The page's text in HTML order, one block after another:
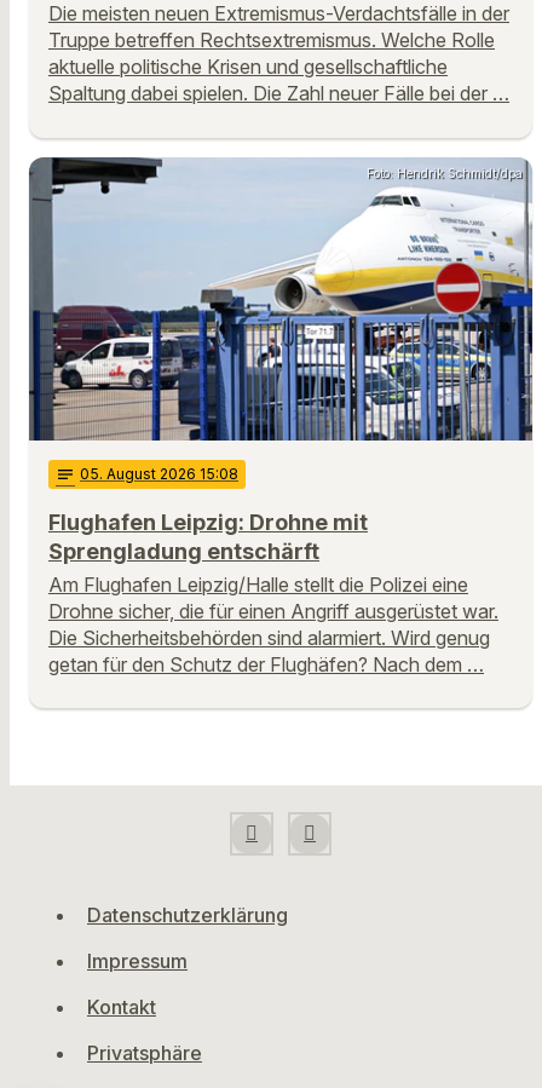
Die meisten neuen Extremismus-Verdachtsfälle in der
Truppe betreffen Rechtsextremismus. Welche Rolle
aktuelle politische Krisen und gesellschaftliche
Spaltung dabei spielen. Die Zahl neuer Fälle bei der …
Foto: Hendrik Schmidt/dpa
notes 05. August 2026 15:08
Flughafen Leipzig: Drohne mit
Sprengladung entschärft
Am Flughafen Leipzig/Halle stellt die Polizei eine
Drohne sicher, die für einen Angriff ausgerüstet war.
Die Sicherheitsbehörden sind alarmiert. Wird genug
getan für den Schutz der Flughäfen? Nach dem …
Datenschutzerklärung
Impressum
Kontakt
Privatsphäre